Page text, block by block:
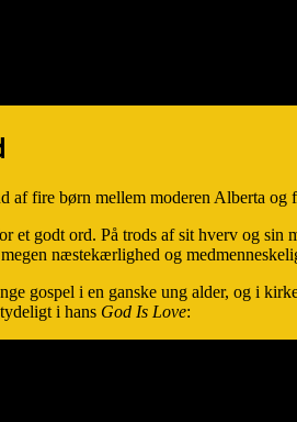
fire børn mellem moderen Alberta og
et godt ord. På trods af sit hverv og
næstekærlighed og
gospel i en ganske ung alder, og i
i hans God Is Love: